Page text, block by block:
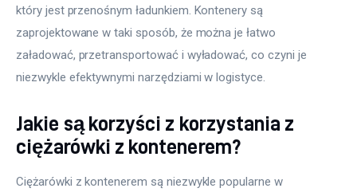
który jest przenośnym ładunkiem. Kontenery są
zaprojektowane w taki sposób, że można je łatwo
załadować, przetransportować i wyładować, co czyni je
niezwykle efektywnymi narzędziami w logistyce.
Jakie są korzyści z korzystania z
ciężarówki z kontenerem?
Ciężarówki z kontenerem są niezwykle popularne w